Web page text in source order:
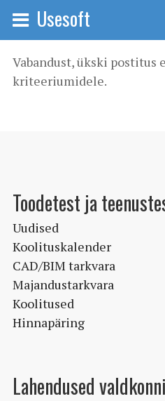
Usesoft
Vabandust, ükski postitus
kriteeriumidele.
Toodetest ja
Uudised
Koolituskalender
CAD/BIM tarkvara
Majandustarkvara
Koolitused
Hinnapäring
Lahendused